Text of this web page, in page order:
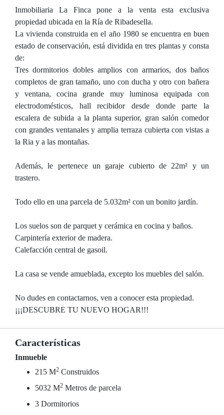
Inmobiliaria La Finca pone a la venta esta exclusiva
propiedad ubicada en la Ría de Ribadesella.
La vivienda construida en el año 1980 se encuentra en buen
estado de conservación, está dividida en tres plantas y consta
de:
Tres dormitorios dobles amplios con armarios, dos baños
completos de gran tamaño, uno con ducha y otro con bañera
y ventana, cocina grande muy luminosa equipada con
electrodomésticos, hall recibidor desde donde parte la
escalera de subida a la planta superior, gran salón comedor
con grandes ventanales y amplia terraza cubierta con vistas a
la Ria y a las montañas.
Además, le pertenece un garaje cubierto de 22m² y un
trastero.
Todo ello en una parcela de 5.032m² con un bonito jardín.
Los suelos son de parquet y cerámica en cocina y baños.
Carpintería exterior de madera.
Calefacción central de gasoil.
La casa se vende amueblada, excepto los muebles del salón.
No dudes en contactarnos, ven a conocer esta propiedad.
¡¡¡DESCUBRE TU NUEVO HOGAR!!!
Características
Inmueble
215 M2 Construidos
5032 M2 Metros de parcela
3 Dormitorios